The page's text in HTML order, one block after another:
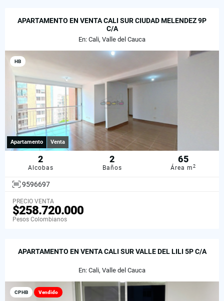
APARTAMENTO EN VENTA CALI SUR CIUDAD MELENDEZ 9P
C/A
En: Cali, Valle del Cauca
HB
Apartamento Venta
2
Alcobas
2
Baños
65
Área m2
9596697
PRECIO VENTA
$258.720.000
Pesos Colombianos
APARTAMENTO EN VENTA CALI SUR VALLE DEL LILI 5P C/A
En: Cali, Valle del Cauca
CPHB Vendido